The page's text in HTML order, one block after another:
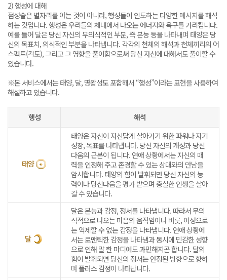
2) 행성에 대해
점성술은 별자리를 아는 것이 아니라, 행성들이 인도하는 다양한 메시지를 해석
하는 것입니다. 행성은 우리들의 체내에서 나오는 에너지와 욕구를 가리킵니다.
예를 들어 달은 당신 자신의 무의식적인 부분, 즉 본능 등을 나타내며 태양은 당
신의 목표치, 의식적인 부분을 나타냅니다. 각각의 천체의 해석과 천체끼리의 어
스펙트(각도), 그리고 그 영향을 풀이함으로써 당신 자신에 대해서도 풀이할 수
있습니다.
※본 서비스에서는 태양, 달, 명왕성도 포함해서 “행성”이라는 표현을 사용하여
해설하고 있습니다.
행성 해석
태양
태양은 자신이 자신답게 살아가기 위한 파워나 자기
성장, 목표를 나타냅니다. 당신 자신의 개성과 당신
다움의 근본이 됩니다. 연애 상황에서는 자신의 매
력을 인정해 주고 존경할 수 있는 상대와의 만남을
암시합니다. 태양의 힘이 발휘되면 당신 자신의 능
력이나 당신다움을 평가 받으며 충실한 인생을 살아
갈 수 있습니다.
달
달은 본능과 감정, 정서를 나타냅니다. 따라서 무의
식적으로 나오는 마음의 움직임이나 버릇, 이성으로
는 억제할 수 없는 감정을 나타냅니다. 연애 상황에
서는 로맨틱한 감정을 나타냄과 동시에 민감한 성향
으로 인해 말 한 마디에도 과민해지곤 합니다. 달의
힘이 발휘되면 당신의 정서는 안정된 방향으로 향하
며 플러스 감정이 나타납니다.